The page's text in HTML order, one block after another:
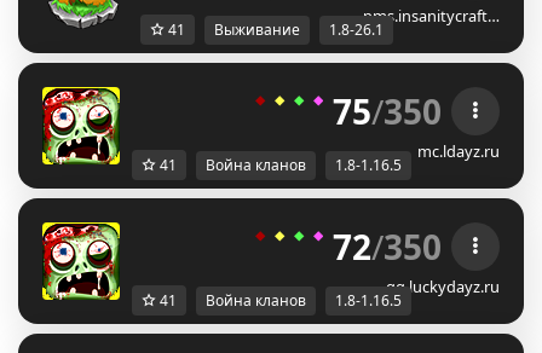
pms.insanitycraft…
41 Выживание 1.8-26.1
◆ ◆ ◆ ◆ ◆ ＬＵＣＫＹ- ＤＡＹＺ
75/350
mc.ldayz.ru
41 Война кланов 1.8-1.16.5
◆ ◆ ◆ ◆ ◆ ＬＵＣＫＹ- ＤＡＹＺ
72/350
gg.luckydayz.ru
41 Война кланов 1.8-1.16.5